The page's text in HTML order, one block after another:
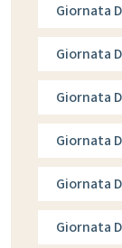
Giornata
Giornata
Giornata
Giornata
Giornata
Giornata